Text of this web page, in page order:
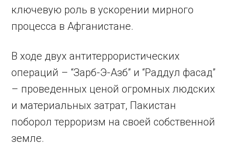
ключевую роль в ускорении мирного
процесса в Афганистане.
В ходе двух антитеррористических
операций – “Зарб-Э-Азб” и “Раддул фасад”
– проведенных ценой огромных людских
и материальных затрат, Пакистан
поборол терроризм на своей собственной
земле.